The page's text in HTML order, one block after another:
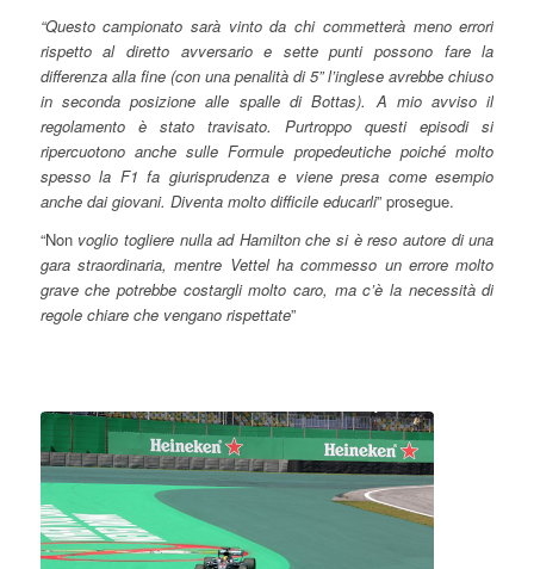
“Questo campionato sarà vinto da chi commetterà meno errori
rispetto al diretto avversario e sette punti possono fare la
differenza alla fine (con una penalità di 5” l’inglese avrebbe chiuso
in seconda posizione alle spalle di Bottas). A mio avviso il
regolamento è stato travisato. Purtroppo questi episodi si
ripercuotono anche sulle Formule propedeutiche poiché molto
spesso la F1 fa giurisprudenza e viene presa come esempio
anche dai giovani. Diventa molto difficile educarli” prosegue.
“Non voglio togliere nulla ad Hamilton che si è reso autore di una
gara straordinaria, mentre Vettel ha commesso un errore molto
grave che potrebbe costargli molto caro, ma c’è la necessità di
regole chiare che vengano rispettate”